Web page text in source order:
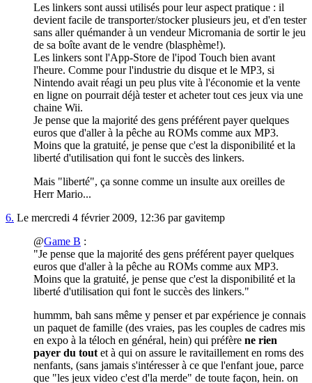
Les linkers sont aussi utilisés pour leur aspect pratique : il
devient facile de transporter/stocker plusieurs jeu, et d'en tester
sans aller quémander à un vendeur Micromania de sortir le jeu
de sa boîte avant de le vendre (blasphème!).
Les linkers sont l'App-Store de l'ipod Touch bien avant
l'heure. Comme pour l'industrie du disque et le MP3, si
Nintendo avait réagi un peu plus vite à l'économie et la vente
en ligne on pourrait déjà tester et acheter tout ces jeux via une
chaine Wii.
Je pense que la majorité des gens préférent payer quelques
euros que d'aller à la pêche au ROMs comme aux MP3.
Moins que la gratuité, je pense que c'est la disponibilité et la
liberté d'utilisation qui font le succès des linkers.
Mais "liberté", ça sonne comme un insulte aux oreilles de
Herr Mario...
6. Le mercredi 4 février 2009, 12:36 par gavitemp
@Game B :
"Je pense que la majorité des gens préférent payer quelques
euros que d'aller à la pêche au ROMs comme aux MP3.
Moins que la gratuité, je pense que c'est la disponibilité et la
liberté d'utilisation qui font le succès des linkers."
hummm, bah sans même y penser et par expérience je connais
un paquet de famille (des vraies, pas les couples de cadres mis
en expo à la téloch en général, hein) qui préfère ne rien
payer du tout et à qui on assure le ravitaillement en roms des
nenfants, (sans jamais s'intéresser à ce que l'enfant joue, parce
que "les jeux video c'est d'la merde" de toute façon, hein. on